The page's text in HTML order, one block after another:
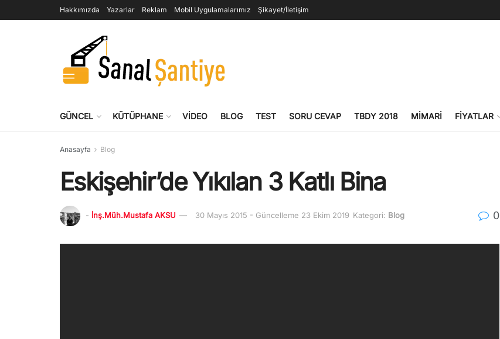
Hakkımızda Yazarlar Reklam Mobil Uygulamalarımız Şikayet/İletişim
GÜNCEL KÜTÜPHANE VIDEO BLOG TEST SORU CEVAP TBDY 2018 MIMARI FIYATLAR
Anasayfa Blog
Eskişehir’de Yıkılan 3 Katlı Bina
- İnş.Müh.Mustafa AKSU 30 Mayıs 2015 - Güncelleme 23 Ekim 2019 Kategori: Blog 0